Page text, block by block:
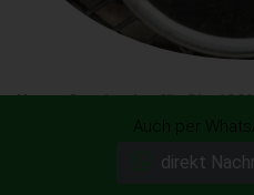
Unser Service ist für Sie
Mercedes-Benz CLC-
Auch per
direkt